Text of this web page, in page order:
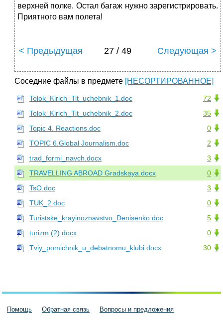
верхней полке. Остал багаж нужно зарегистрировать.
Приятного вам полета!
< Предыдущая 27 / 49 Следующая >
Соседние файлы в предмете [НЕСОРТИРОВАННОЕ]
72
Tolok_Kirich_Tit_uchebnik_1.doc
35
Tolok_Kirich_Tit_uchebnik_2.doc
0
Topic 4. Reactions.doc
2
TOPIC 6.Global Journalism.doc
3
trad_formi_navch.docx
0
TRAVELLING ABROAD Gradskaya.docx
3
TsO.doc
0
TUK_2.doc
5
Turistske_krayinoznavstvo_Denisenko.doc
0
turizm (2).docx
30
Tviy_pomichnik_u_debatnomu_klubi.docx
Помощь Обратная связь Вопросы и предложения